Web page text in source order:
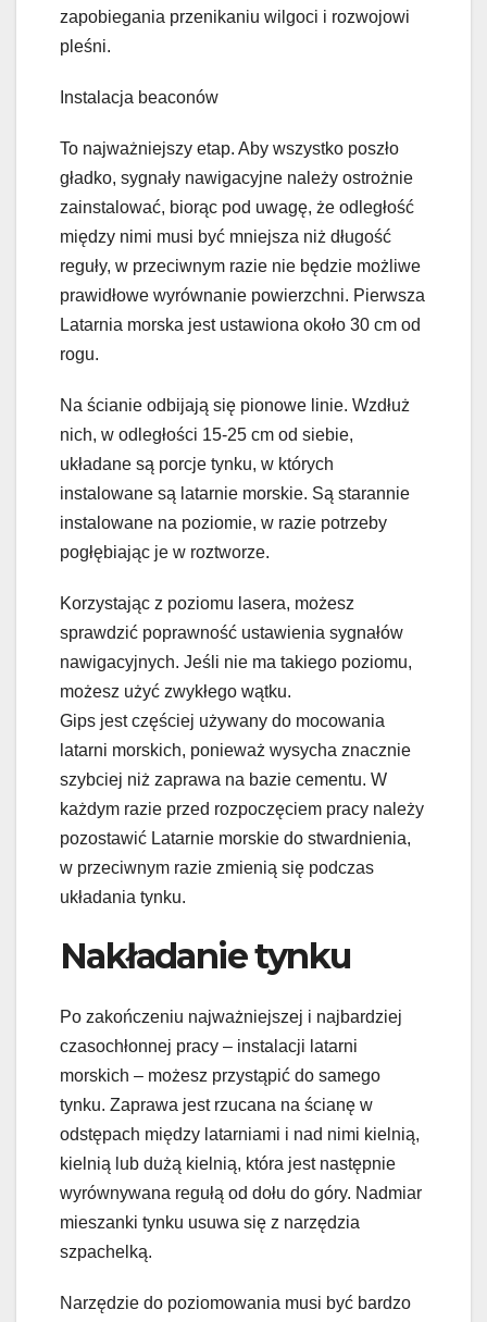
zapobiegania przenikaniu wilgoci i rozwojowi
pleśni.
Instalacja beaconów
To najważniejszy etap. Aby wszystko poszło
gładko, sygnały nawigacyjne należy ostrożnie
zainstalować, biorąc pod uwagę, że odległość
między nimi musi być mniejsza niż długość
reguły, w przeciwnym razie nie będzie możliwe
prawidłowe wyrównanie powierzchni. Pierwsza
Latarnia morska jest ustawiona około 30 cm od
rogu.
Na ścianie odbijają się pionowe linie. Wzdłuż
nich, w odległości 15-25 cm od siebie,
układane są porcje tynku, w których
instalowane są latarnie morskie. Są starannie
instalowane na poziomie, w razie potrzeby
pogłębiając je w roztworze.
Korzystając z poziomu lasera, możesz
sprawdzić poprawność ustawienia sygnałów
nawigacyjnych. Jeśli nie ma takiego poziomu,
możesz użyć zwykłego wątku.
Gips jest częściej używany do mocowania
latarni morskich, ponieważ wysycha znacznie
szybciej niż zaprawa na bazie cementu. W
każdym razie przed rozpoczęciem pracy należy
pozostawić Latarnie morskie do stwardnienia,
w przeciwnym razie zmienią się podczas
układania tynku.
Nakładanie tynku
Po zakończeniu najważniejszej i najbardziej
czasochłonnej pracy – instalacji latarni
morskich – możesz przystąpić do samego
tynku. Zaprawa jest rzucana na ścianę w
odstępach między latarniami i nad nimi kielnią,
kielnią lub dużą kielnią, która jest następnie
wyrównywana regułą od dołu do góry. Nadmiar
mieszanki tynku usuwa się z narzędzia
szpachelką.
Narzędzie do poziomowania musi być bardzo